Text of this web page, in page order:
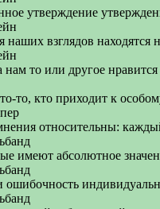
утверждение
наших взглядов находятся
нам то или другое
то, кто приходит к
относительны:
имеют абсолютное
ошибочность